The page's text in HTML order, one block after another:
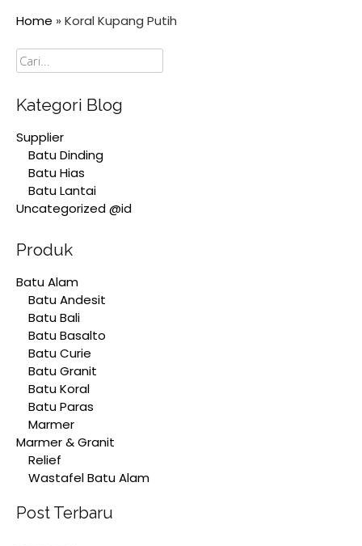
Home » Koral Kupang Putih
Cari
Kategori Blog
Supplier
Batu Dinding
Batu Hias
Batu Lantai
Uncategorized @id
Produk
Batu Alam
Batu Andesit
Batu Bali
Batu Basalto
Batu Curie
Batu Granit
Batu Koral
Batu Paras
Marmer
Marmer & Granit
Relief
Wastafel Batu Alam
Post Terbaru